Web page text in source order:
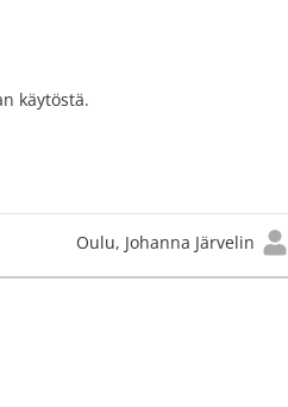
käytöstä.
Oulu, Johanna Järvelin